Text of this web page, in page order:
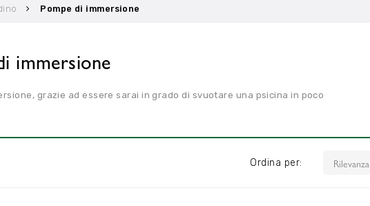
Pompe di immersione
immersione
grazie ad essere sarai in grado di svuotare una psicina in poco
Ordina per: Rilevanza